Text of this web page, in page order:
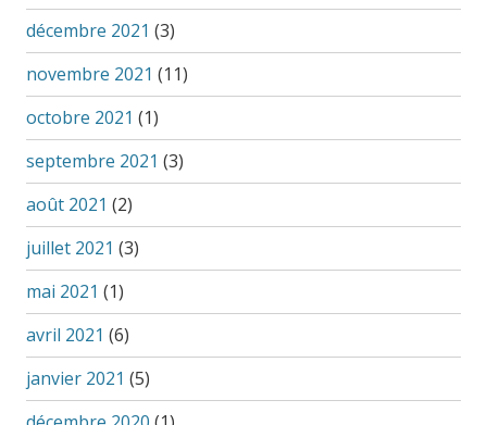
décembre 2021 (3)
novembre 2021 (11)
octobre 2021 (1)
septembre 2021 (3)
août 2021 (2)
juillet 2021 (3)
mai 2021 (1)
avril 2021 (6)
janvier 2021 (5)